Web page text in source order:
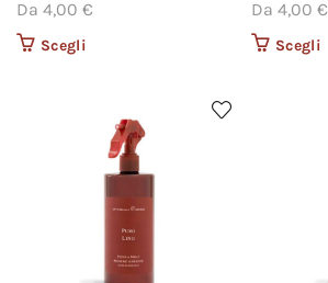
Da 4,00 €
Scegli
nella pagina del
prodotto
Da 4,00 €
Scegli